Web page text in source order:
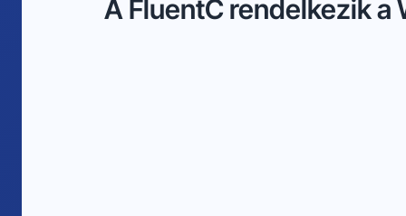
A FluentC rendelkezik a